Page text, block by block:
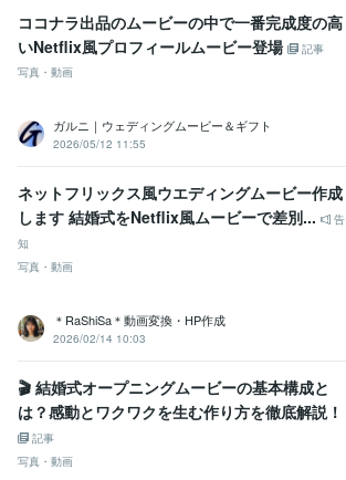
得意分野
動画編集・映像制作
プロポーズムービー
動画編集 動画制作
音楽制作・ナレーション
動画制作 音楽編集 結婚式
プロフィールムービー
サプライズムービー
プロポーズムービー 曲編集
専門学校福岡ビジュアルアーツ・アカデミー
月
ココナラ出品のムービーの中で一番完成度の高
いNetflix風プロフィールムービー登場
記事
写真・動画
ガルニ｜ウェディングムービー＆ギフト
2026/05/12 11:55
ネットフリックス風ウエディングムービー作成
します 結婚式をNetflix風ムービーで差別...
告
知
写真・動画
＊RaShiSa＊動画変換・HP作成
2026/02/14 10:03
🎬 結婚式オープニングムービーの基本構成と
は？感動とワクワクを生む作り方を徹底解説！
記事
写真・動画